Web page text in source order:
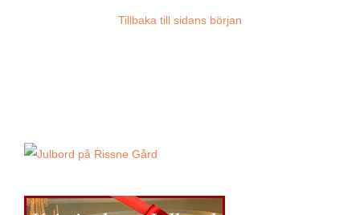
Tillbaka till sidans början